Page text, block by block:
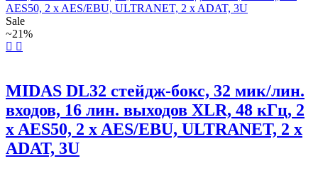
Sale
~21%
MIDAS DL32 стейдж-бокс, 32 мик/лин.
входов, 16 лин. выходов XLR, 48 кГц, 2
x AES50, 2 x AES/EBU, ULTRANET, 2 x
ADAT, 3U